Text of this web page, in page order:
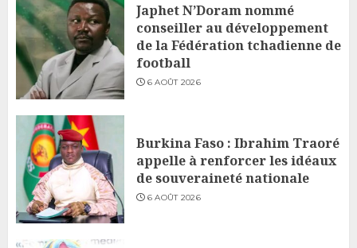
Japhet N’Doram nommé
conseiller au développement
de la Fédération tchadienne de
football
6 AOÛT 2026
Burkina Faso : Ibrahim Traoré
appelle à renforcer les idéaux
de souveraineté nationale
6 AOÛT 2026